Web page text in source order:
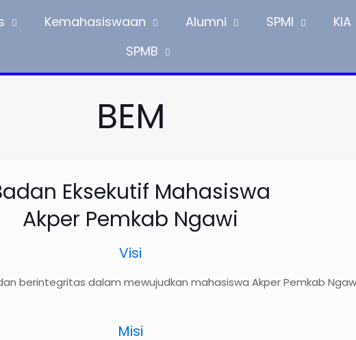
Kemahasiswaan Alumni SPMI KIA
SPMB
BEM
Eksekutif Mahasiswa
Akper Pemkab Ngawi
Visi
berintegritas dalam mewujudkan mahasiswa Akper Pemkab
Misi